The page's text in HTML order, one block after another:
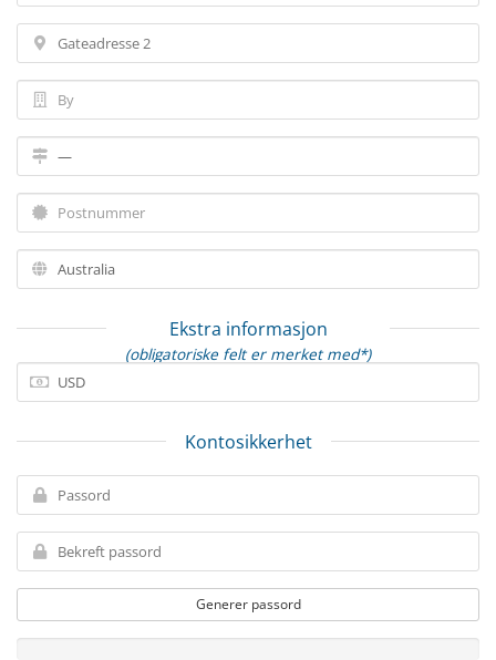
Ekstra informasjon
(obligatoriske felt er merket med*)
Kontosikkerhet
Generer passord